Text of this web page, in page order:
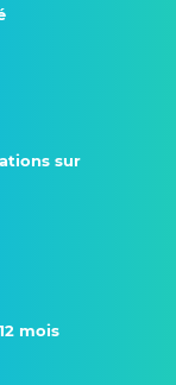
sur
mois